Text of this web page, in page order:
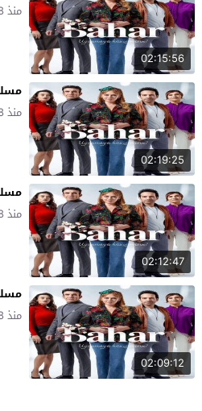
02:15:56
منذ 8 أشهر
02:19:25
منذ 8 أشهر
02:12:47
منذ 8 أشهر
02:09:12
منذ 8 أشهر